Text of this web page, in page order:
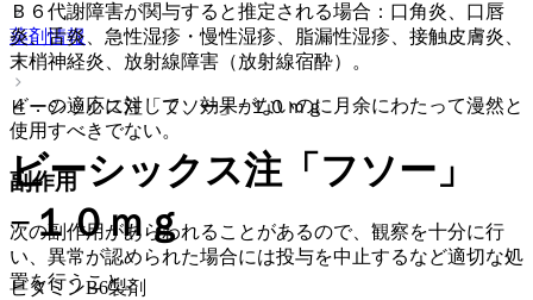
Ｂ６代謝障害が関与すると推定される場合：口角炎、口唇
炎、舌炎、急性湿疹・慢性湿疹、脂漏性湿疹、接触皮膚炎、
末梢神経炎、放射線障害（放射線宿酔）。
４．の適応に対して、効果がないのに月余にわたって漫然と
使用すべきでない。
副作用
次の副作用があらわれることがあるので、観察を十分に行
い、異常が認められた場合には投与を中止するなど適切な処
置を行うこと。
薬剤情報
ビーシックス注「フソー」−１０ｍｇ
ビーシックス注「フソー」
−１０ｍｇ
ビタミンB6製剤